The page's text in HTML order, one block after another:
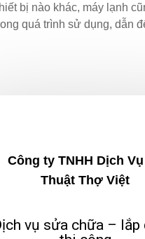
bị nào khác, máy lạnh
quá trình sử dụng, dẫn
Công ty TNHH Dịch
Thuật Thợ Việt
vụ sửa chữa – lắp